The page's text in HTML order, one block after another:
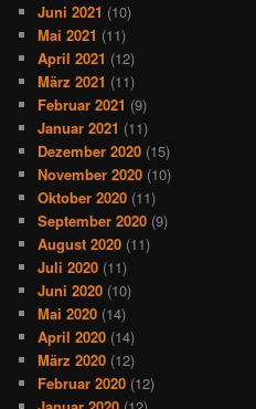
Juni 2021 (10)
Mai 2021 (11)
April 2021 (12)
März 2021 (11)
Februar 2021 (9)
Januar 2021 (11)
Dezember 2020 (15)
November 2020 (10)
Oktober 2020 (11)
September 2020 (9)
August 2020 (11)
Juli 2020 (11)
Juni 2020 (10)
Mai 2020 (14)
April 2020 (14)
März 2020 (12)
Februar 2020 (12)